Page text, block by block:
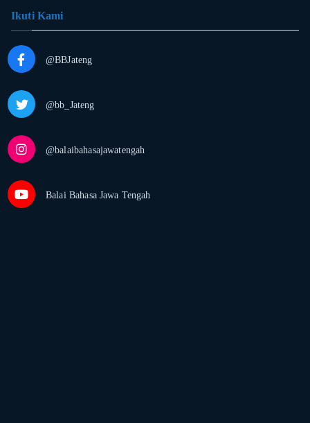
Ikuti Kami
@BBJateng
@bb_Jateng
@balaibahasajawatengah
Balai Bahasa Jawa Tengah